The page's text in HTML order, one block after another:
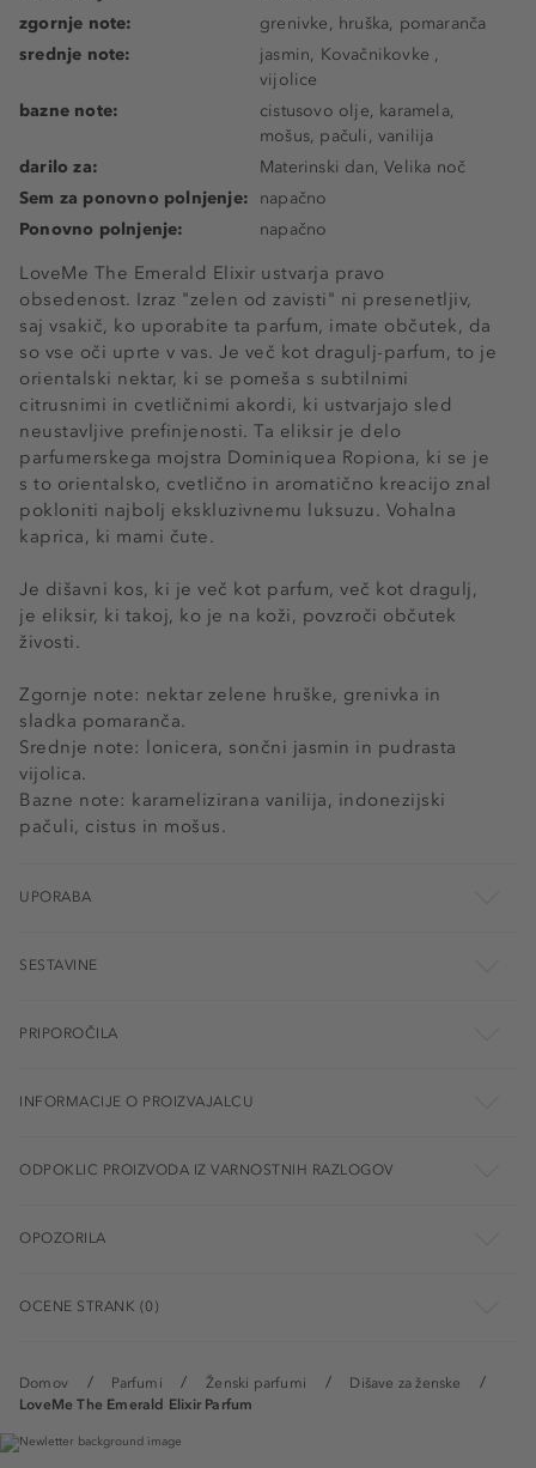
Domov Parfumi Ženski parfumi
Dišave za ženske
LoveMe The Emerald Elixir Parfum
LoveMe The Emerald Elixir ustvarja pravo
obsedenost. Izraz "zelen od zavisti" ni presenetljiv,
saj vsakič, ko uporabite ta parfum, imate občutek, da
so vse oči uprte v vas. Je več kot dragulj-parfum, to je
orientalski nektar, ki se pomeša s subtilnimi
citrusnimi in cvetličnimi akordi, ki ustvarjajo sled
neustavljive prefinjenosti. Ta eliksir je delo
parfumerskega mojstra Dominiquea Ropiona, ki se je
s to orientalsko, cvetlično in aromatično kreacijo znal
pokloniti najbolj ekskluzivnemu luksuzu. Vohalna
kaprica, ki mami čute.
Je dišavni kos, ki je več kot parfum, več kot dragulj,
je eliksir, ki takoj, ko je na koži, povzroči občutek
živosti.
Zgornje note: nektar zelene hruške, grenivka in
sladka pomaranča.
Srednje note: lonicera, sončni jasmin in pudrasta
vijolica.
Bazne note: karamelizirana vanilija, indonezijski
pačuli, cistus in mošus.
zgornje note:
grenivke, hruška, pomaranča
srednje note:
jasmin, Kovačnikovke ,
vijolice
bazne note:
cistusovo olje, karamela,
mošus, pačuli, vanilija
darilo za:
Materinski dan, Velika noč
Sem za ponovno polnjenje:
napačno
Ponovno polnjenje:
napačno
UPORABA
SESTAVINE
PRIPOROČILA
INFORMACIJE O PROIZVAJALCU
ODPOKLIC PROIZVODA IZ VARNOSTNIH RAZLOGOV
OPOZORILA
OCENE STRANK (0)